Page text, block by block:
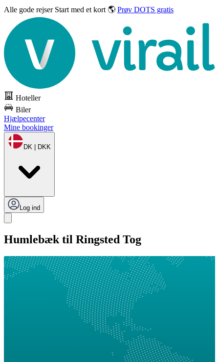
Alle gode rejser Start med et kort 🌎 Prøv DOTS gratis
Hoteller
Biler
Hjælpecenter
Mine bookinger
DK | DKK
Log ind
Humlebæk til Ringsted Tog